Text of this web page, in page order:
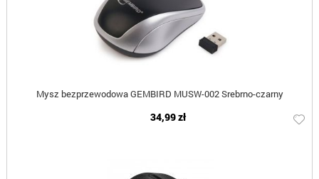
Mysz bezprzewodowa GEMBIRD MUSW-002 Srebrno-czarny
34,99 zł